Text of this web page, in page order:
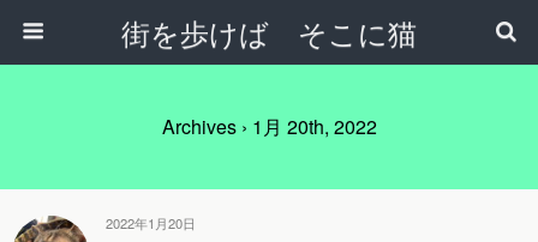
街を歩けば そこに猫
Archives › 1月 20th, 2022
2022年1月20日